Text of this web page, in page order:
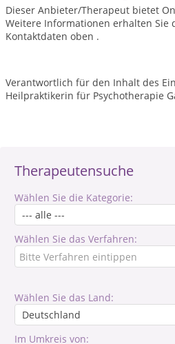
Therapeutensuche
Wählen Sie die Kategorie:
Wählen Sie das Verfahren:
Wählen Sie das Land:
Im Umkreis von:
Dieser Anbieter/Therapeut bietet
Weitere Informationen erhalten Sie
Kontaktdaten oben .
Verantwortlich für den Inhalt des
Heilpraktikerin für Psychotherapie